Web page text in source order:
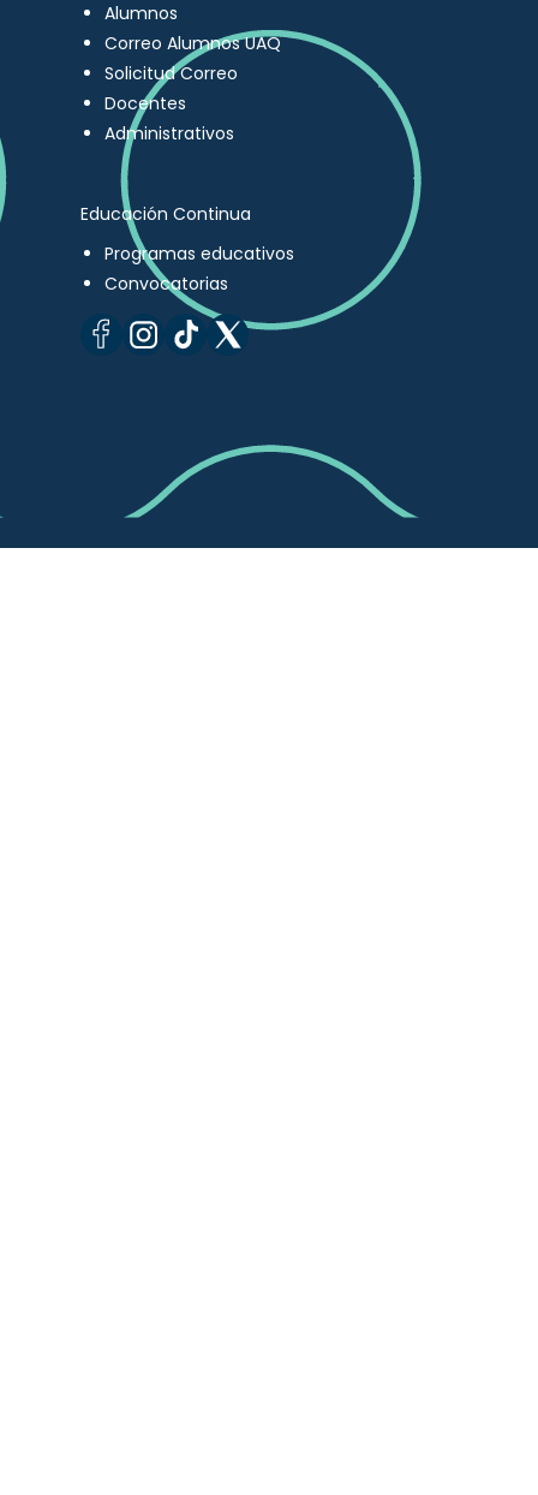
Alumnos
Correo Alumnos UAQ
Solicitud Correo
Docentes
Administrativos
Educación Continua
Programas educativos
Convocatorias